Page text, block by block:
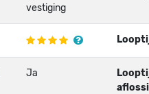
vestiging
Ja